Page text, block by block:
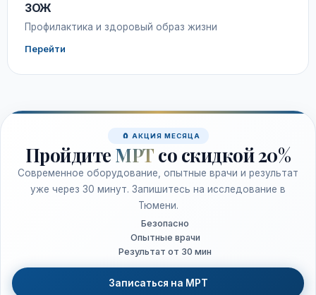
ЗОЖ
Профилактика и здоровый образ жизни
Перейти
🧲 АКЦИЯ МЕСЯЦА
Пройдите МРТ со скидкой 20%
Современное оборудование, опытные врачи и результат
уже через 30 минут. Запишитесь на исследование в
Тюмени.
Безопасно
Опытные врачи
Результат от 30 мин
Записаться на МРТ